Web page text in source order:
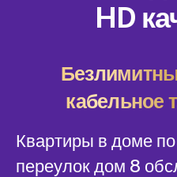
HD
кабельное
Квартиры в доме
переулок дом 8